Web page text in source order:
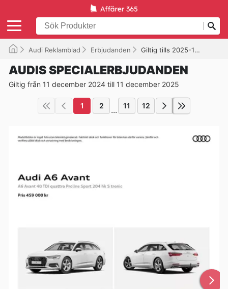
Audi Reklamblad Erbjudanden Giltig tills 2025-12-11
AUDIS SPECIALERBJUDANDEN
Giltig från 11 december 2024 till 11 december 2025
1 2 ... 11 12